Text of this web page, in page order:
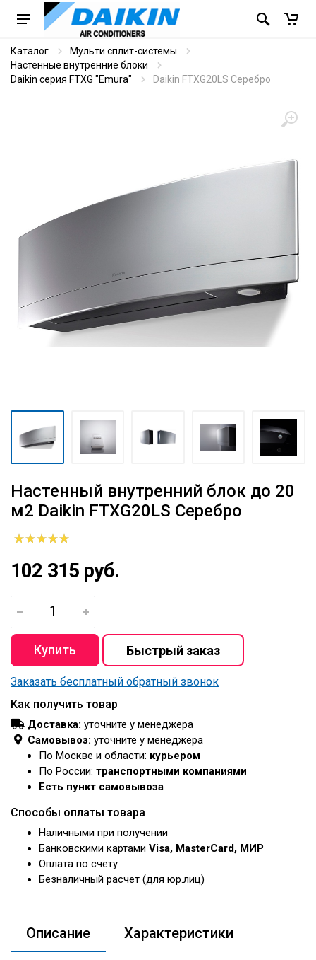
Каталог
Мульти сплит-системы
Настенные внутренние блоки
Daikin серия FTXG "Emura"
Daikin FTXG20LS Серебро
Настенный внутренний блок до 20
м2 Daikin FTXG20LS Серебро
102 315 руб.
Заказать бесплатный обратный звонок
Как получить товар
Доставка: уточните у менеджера
Самовывоз: уточните у менеджера
По Москве и области: курьером
По России: транспортными компаниями
Есть пункт самовывоза
Способы оплаты товара
Наличными при получении
Банковскими картами Visa, MasterCard, МИР
Оплата по счету
Безналичный расчет (для юр.лиц)
Описание Характеристики